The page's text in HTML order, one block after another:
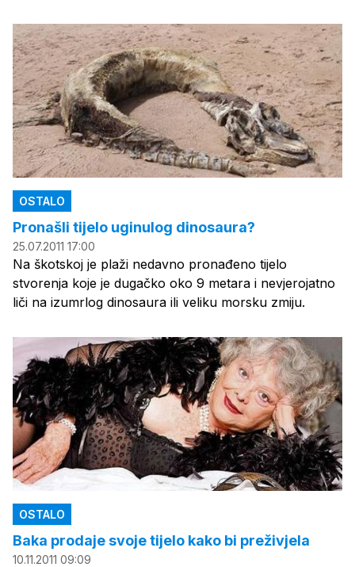
OSTALO
Pronašli tijelo uginulog dinosaura?
25.07.2011 17:00
Na škotskoj je plaži nedavno pronađeno tijelo
stvorenja koje je dugačko oko 9 metara i nevjerojatno
liči na izumrlog dinosaura ili veliku morsku zmiju.
OSTALO
Baka prodaje svoje tijelo kako bi preživjela
10.11.2011 09:09